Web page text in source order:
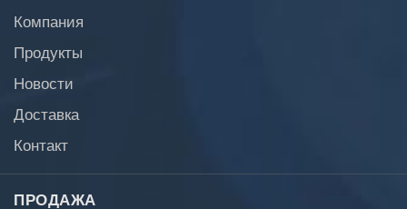
Компания
Продукты
Новости
Доставка
Контакт
ПРОДАЖА